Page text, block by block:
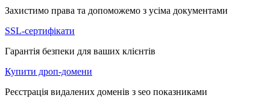
Захистимо права та допоможемо з усіма документами
SSL-сертифікати
Гарантія безпеки для ваших клієнтів
Купити дроп-домени
Реєстрація видалених доменів з seo показниками